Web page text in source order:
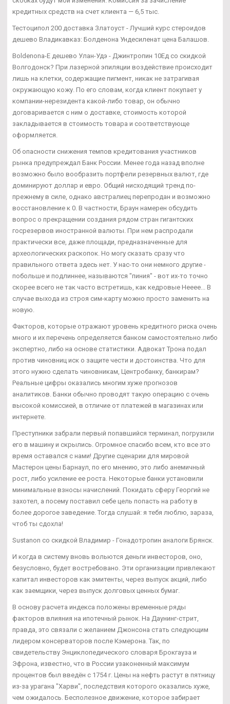
кредитных средств на счет клиента — 6,5 тыс.
Тестоципол 200 доставка Златоуст - Лучший курс стероидов
дешево Владикавказ: Болденона Ундесиленат цена Балашов.
Boldenona-E дешево Улан-Удэ - Джинтропин 10Ед со скидкой
Волгодонск? При лазерной эпиляции воздействие происходит
лишь на клетки, содержащие пигмент, никак не затрагивая
окружающую кожу. По его словам, когда клиент покупает у
компании-нерезидента какой-либо товар, он обычно
договаривается с ним о доставке, стоимость которой
закладывается в стоимость товара и соответствующе
оформляется.
Об опасности снижения темпов кредитования участников
рынка предупреждал Банк России. Менее года назад вполне
возможно было вообразить портфели резервных валют, где
доминируют доллар и евро. Общий нисходящий тренд по-
прежнему в силе, однако австралиец перепродан и возможно
восстановление к 0. В частности, Браун намерен обсудить
вопрос о прекращении создания рядом стран гигантских
госрезервов иностранной валюты. При нем распродали
практически все, даже площади, предназначенные для
археологических раскопок. Но могу сказать сразу что
правильного ответа здесь нет. У нас-то они немного другие -
побольше и подлиннее, называются "пиния" - вот их-то точно
скорее всего не так часто встретишь, как кедровые Нееее... В
случае выхода из строя сим-карту можно просто заменить на
новую.
Факторов, которые отражают уровень кредитного риска очень
много и их перечень определяется банком самостоятельно либо
экспертно, либо на основе статистики. Адвокат Трона подал
против чиновниц иск о защите чести и достоинства. Что для
этого нужно сделать чиновникам, Центробанку, банкирам?
Реальные цифры оказались многим хуже прогнозов
аналитиков. Банки обычно проводят такую операцию с очень
высокой комиссией, в отличие от платежей в магазинах или
интернете.
Преступники забрали первый попавшийся терминал, погрузили
его в машину и скрылись. Огромное спасибо всем, кто все это
время оставался с нами! Другие сценарии для мировой
Мастерон цены Барнаул, по его мнению, это либо анемичный
рост, либо усиление ее роста. Некоторые банки установили
минимальные взносы начислений. Покидать сферу Георгий не
захотел, а посему поставил себе цель попасть на работу в
более дорогое заведение. Тогда слушай: я тебя люблю, зараза,
чтоб ты сдохла!
Sustanon со скидкой Владимир - Гонадотропин аналоги Брянск.
И когда в систему вновь вольются деньги инвесторов, оно,
безусловно, будет востребовано. Эти организации привлекают
капитал инвесторов как эмитенты, через выпуск акций, либо
как заемщики, через выпуск долговых ценных бумаг.
В основу расчета индекса положены временные ряды
факторов влияния на ипотечный рынок. На Даунинг-стрит,
правда, это связали с желанием Джонсона стать следующим
лидером консерваторов после Кэмерона. Так, по
свидетельству Энциклопедического словаря Брокгауза и
Эфрона, известно, что в России узаконенный максимум
процентов был введён с 1754 г. Цены на нефть растут в пятницу
из-за урагана "Харви", последствия которого оказались хуже,
чем ожидалось. Бесполезное движение, которое забирает